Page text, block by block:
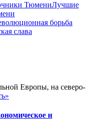
Лучшие
борьба
слава
Европы, на северо-
и